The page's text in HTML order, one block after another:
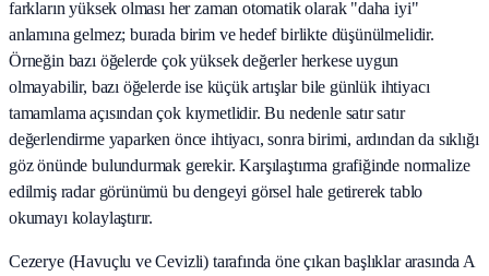
farkların yüksek olması her zaman otomatik olarak "daha iyi"
anlamına gelmez; burada birim ve hedef birlikte düşünülmelidir.
Örneğin bazı öğelerde çok yüksek değerler herkese uygun
olmayabilir, bazı öğelerde ise küçük artışlar bile günlük ihtiyacı
tamamlama açısından çok kıymetlidir. Bu nedenle satır satır
değerlendirme yaparken önce ihtiyacı, sonra birimi, ardından da sıklığı
göz önünde bulundurmak gerekir. Karşılaştırma grafiğinde normalize
edilmiş radar görünümü bu dengeyi görsel hale getirerek tablo
okumayı kolaylaştırır.
Cezerye (Havuçlu ve Cevizli) tarafında öne çıkan başlıklar arasında A